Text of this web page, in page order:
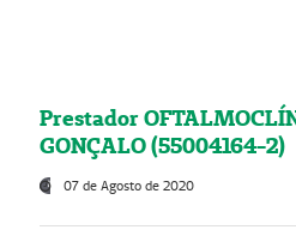
Prestador
GONÇALO (55004164-2)
07 de Agosto de 2020